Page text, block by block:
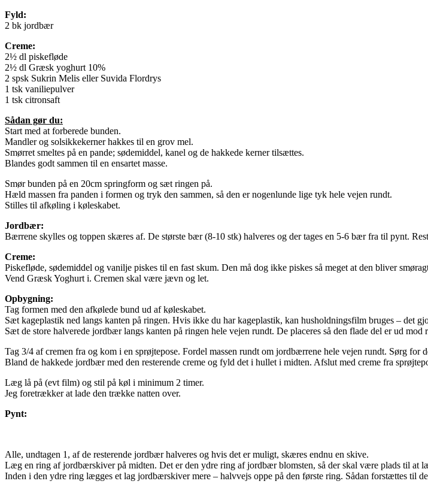
Fyld:
2 bk jordbær
Creme:
2½ dl piskefløde
2½ dl Græsk yoghurt 10%
2 spsk Sukrin Melis eller Suvida Flordrys
1 tsk vaniliepulver
1 tsk citronsaft
Sådan gør du:
Start med at forberede bunden.
Mandler og solsikkekerner hakkes til en grov mel.
Smørret smeltes på en pande; sødemiddel, kanel og de hakkede kerner tilsættes.
Blandes godt sammen til en ensartet masse.
Smør bunden på en 20cm springform og sæt ringen på.
Hæld massen fra panden i formen og tryk den sammen, så den er nogenlunde lige tyk hele vejen rundt.
Stilles til afkøling i køleskabet.
Jordbær:
Bærrene skylles og toppen skæres af. De største bær (8-10 stk) halveres og der tages en 5-6 bær fra til pynt.
Creme:
Piskefløde, sødemiddel og vanilje piskes til en fast skum. Den må dog ikke piskes så meget at den bliver
Vend Græsk Yoghurt i. Cremen skal være jævn og let.
Opbygning:
Tag formen med den afkølede bund ud af køleskabet.
Sæt kageplastik ned langs kanten på ringen. Hvis ikke du har kageplastik, kan husholdningsfilm bruges – det
Sæt de store halverede jordbær langs kanten på ringen hele vejen rundt. De placeres så den flade del er ud mod
Tag 3/4 af cremen fra og kom i en sprøjtepose. Fordel massen rundt om jordbærrene hele vejen rundt. Sørg for
Bland de hakkede jordbær med den resterende creme og fyld det i hullet i midten. Afslut med creme fra
Læg lå på (evt film) og stil på køl i minimum 2 timer.
Jeg foretrækker at lade den trække natten over.
Pynt:
Alle, undtagen 1, af de resterende jordbær halveres og hvis det er muligt, skæres endnu en skive.
Læg en ring af jordbærskiver på midten. Det er den ydre ring af jordbær blomsten, så der skal være plads til at
Inden i den ydre ring lægges et lag jordbærskiver mere – halvvejs oppe på den første ring. Sådan forstættes til